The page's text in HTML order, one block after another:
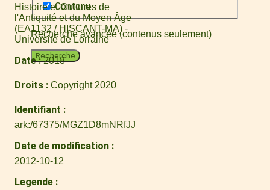
Contenu
Recherche avancée (contenus seulement)
Recherche
Histoire et Cultures de
l'Antiquité et du Moyen Âge
(EA1132 / HISCANT-MA) -
Université de Lorraine
Date 2018
Droits Copyright 2020
Identifiant
ark:/67375/MGZ1D8mNRfJJ
Date de modification
2012-10-12
Legende